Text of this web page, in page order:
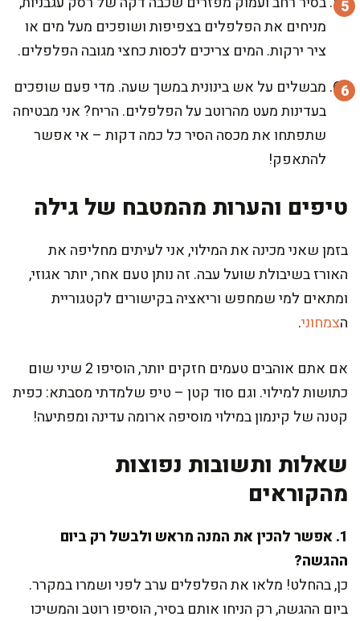
מניחים את הפלפלים בצפיפות ושופכים מעל מים או
ציר ירקות. המים צריכים לכסות כחצי מגובה הפלפלים.
מבשלים על אש בינונית במשך שעה. מדי פעם שופכים
בעדינות מעט מהרוטב על הפלפלים. הריח? אני מבטיחה
שתפתחו את מכסה הסיר כל כמה דקות – אי אפשר
להתאפק!
טיפים והערות מהמטבח של גילה
בזמן שאני מכינה את המילוי, אני לעיתים מחליפה את
האורז בשיבולת שועל עבה. זה נותן טעם אחר, יותר אגוזי,
ומתאים למי שמחפש וריאציה בקישורים לקטגוריית
הצמחוני.
אם אתם אוהבים טעמים חזקים יותר, הוסיפו 2 שיני שום
כתושות למילוי. וגם סוד קטן – טיפ שלמדתי מסבתא: כפית
קטנה של קינמון במילוי מוסיפה ארומה עדינה ומפתיעה!
שאלות ותשובות נפוצות
מהקוראים
1. אפשר להכין את המנה מראש ולבשל רק ביום
ההגשה?
כן, בהחלט! מלאו את הפלפלים ערב לפני ושמרו במקרר.
ביום ההגשה, רק הניחו אותם בסיר, הוסיפו רוטב והמשיכו